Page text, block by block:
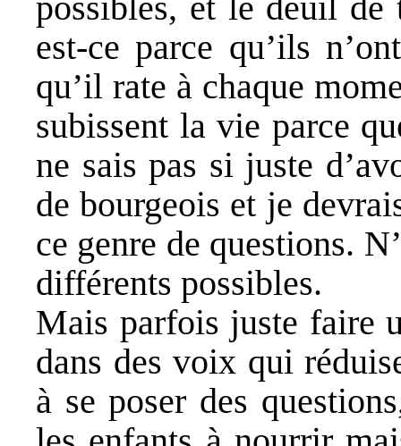
est-ce parce qu’ils
qu’il rate à chaque
subissent la vie parce
ne sais pas si juste
de bourgeois et je
ce genre de questions.
différents possibles.
Mais parfois juste faire
dans des voix qui
à se poser des